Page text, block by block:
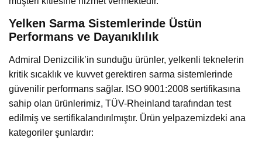
Yelken Sarma Sistemlerinde Üstün
Performans ve Dayanıklılık
Admiral Denizcilik’in sunduğu ürünler, yelkenli teknelerin
kritik sıcaklık ve kuvvet gerektiren sarma sistemlerinde
güvenilir performans sağlar. ISO 9001:2008 sertifikasına
sahip olan ürünlerimiz, TÜV-Rheinland tarafından test
edilmiş ve sertifikalandırılmıştır. Ürün yelpazemizdeki ana
kategoriler şunlardır: